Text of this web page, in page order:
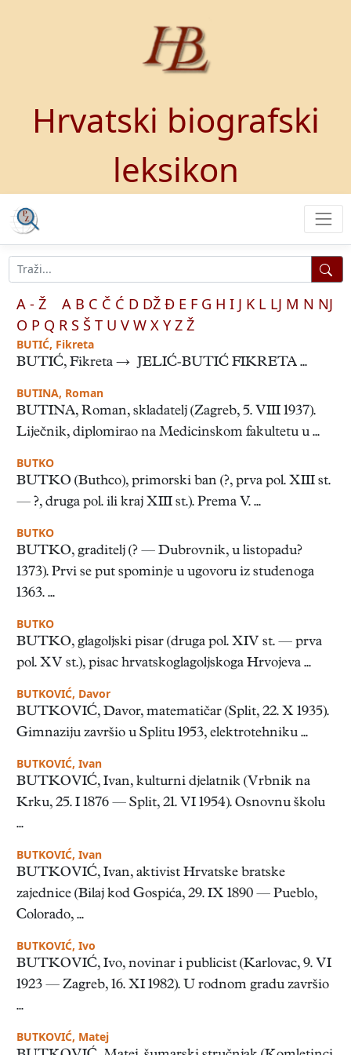
Hrvatski biografski
leksikon
A - Ž A B C Č Ć D DŽ Đ E F G H I J K L LJ M N NJ
O P Q R S Š T U V W X Y Z Ž
BUTIĆ, Fikreta
BUTIĆ, Fikreta → JELIĆ-BUTIĆ FIKRETA ...
BUTINA, Roman
BUTINA, Roman, skladatelj (Zagreb, 5. VIII 1937).
Liječnik, diplomirao na Medicinskom fakultetu u ...
BUTKO
BUTKO (Buthco), primorski ban (?, prva pol. XIII st.
— ?, druga pol. ili kraj XIII st.). Prema V. ...
BUTKO
BUTKO, graditelj (? — Dubrovnik, u listopadu?
1373). Prvi se put spominje u ugovoru iz studenoga
1363. ...
BUTKO
BUTKO, glagoljski pisar (druga pol. XIV st. — prva
pol. XV st.), pisac hrvatskoglagoljskoga Hrvojeva ...
BUTKOVIĆ, Davor
BUTKOVIĆ, Davor, matematičar (Split, 22. X 1935).
Gimnaziju završio u Splitu 1953, elektrotehniku ...
BUTKOVIĆ, Ivan
BUTKOVIĆ, Ivan, kulturni djelatnik (Vrbnik na
Krku, 25. I 1876 — Split, 21. VI 1954). Osnovnu školu
...
BUTKOVIĆ, Ivan
BUTKOVIĆ, Ivan, aktivist Hrvatske bratske
zajednice (Bilaj kod Gospića, 29. IX 1890 — Pueblo,
Colorado, ...
BUTKOVIĆ, Ivo
BUTKOVIĆ, Ivo, novinar i publicist (Karlovac, 9. VI
1923 — Zagreb, 16. XI 1982). U rodnom gradu završio
...
BUTKOVIĆ, Matej